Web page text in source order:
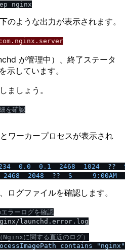
のような出力が表示されます。
が管理中）、終了ステータ
示しています。
ましょう。
を確認
ワーカープロセスが表示され
0.0 0.1 2468 1024 ??
2468 2048 ?? S     9:00AM
ログファイルを確認します。
ラーログを確認
launchd.error.log
に関する直近のログ）
contains